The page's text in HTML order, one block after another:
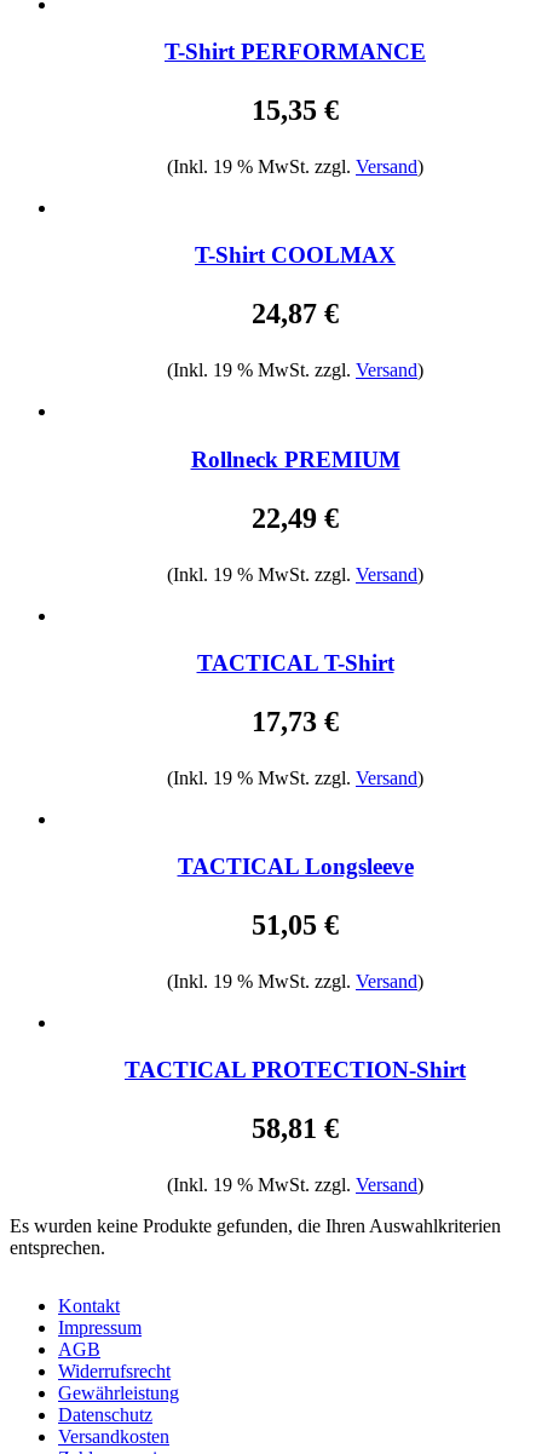
T-Shirt PERFORMANCE
15,35 €
(Inkl. 19 % MwSt. zzgl. Versand)
T-Shirt COOLMAX
24,87 €
(Inkl. 19 % MwSt. zzgl. Versand)
Rollneck PREMIUM
22,49 €
(Inkl. 19 % MwSt. zzgl. Versand)
TACTICAL T-Shirt
17,73 €
(Inkl. 19 % MwSt. zzgl. Versand)
TACTICAL Longsleeve
51,05 €
(Inkl. 19 % MwSt. zzgl. Versand)
TACTICAL PROTECTION-Shirt
58,81 €
(Inkl. 19 % MwSt. zzgl. Versand)
Es wurden keine Produkte gefunden, die Ihren Auswahlkriterien
entsprechen.
Kontakt
Impressum
AGB
Widerrufsrecht
Gewährleistung
Datenschutz
Versandkosten